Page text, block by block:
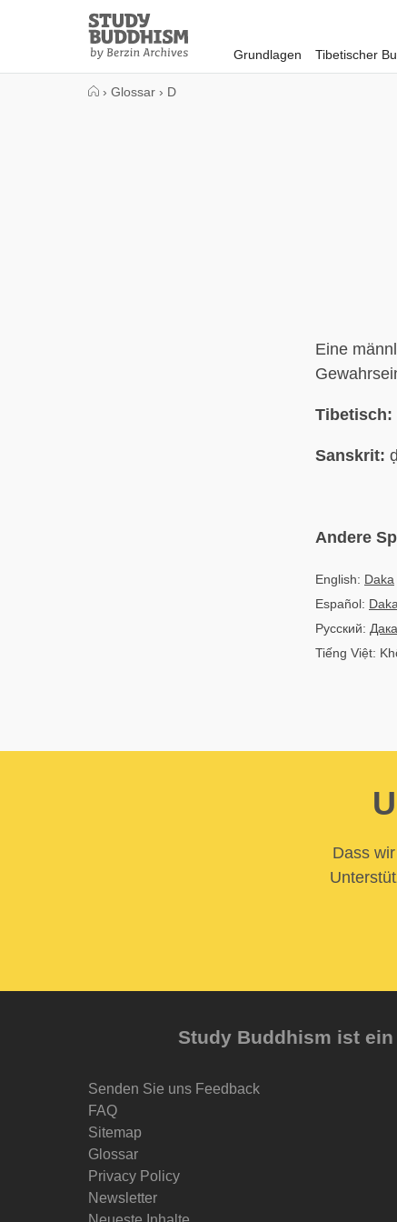
Study
Buddhism
Home
Grundlagen Tibetischer
› Glossar › D
Eine
Tibetisch:
Sanskrit:
Andere
English: Daka
Español: Daka
Русский: Дака
Tiếng Việt:
Dass
Study Buddhism ist
Senden Sie uns Feedback
FAQ
Sitemap
Glossar
Privacy Policy
Newsletter